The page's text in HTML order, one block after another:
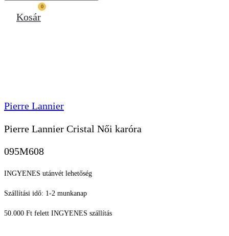
0
Kosár
Pierre Lannier
Pierre Lannier Cristal Női karóra
095M608
INGYENES utánvét lehetőség
Szállítási idő: 1-2 munkanap
50.000 Ft felett INGYENES szállítás